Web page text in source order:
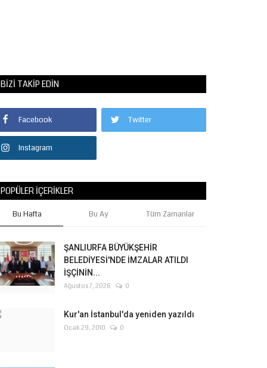
BIZI TAKIP EDIN
Facebook Twitter
Instagram
POPÜLER İÇERIKLER
Bu Hafta Bu Ay Tüm Zamanlar
ŞANLIURFA BÜYÜKŞEHİR
BELEDİYESİ'NDE İMZALAR ATILDI
İŞÇİNİN...
Ağustos 7, 2026 0
Kur'an İstanbul'da yeniden yazıldı
Ocak 29, 2010 0